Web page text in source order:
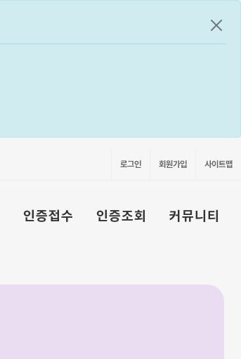
공지
로그인 회원가입 사이트맵
인증접수 인증조회 커뮤니티